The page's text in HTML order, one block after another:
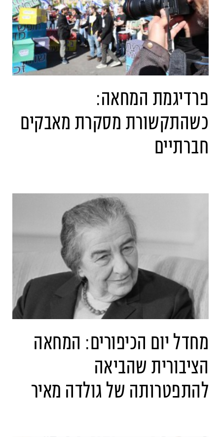
פרדיגמת המחאה:
כשהתקשורת מסקרת מאבקים
חברתיים
מחדל יום הכיפורים: המחאה
הציבורית שהביאה
להתפטרותה של גולדה מאיר